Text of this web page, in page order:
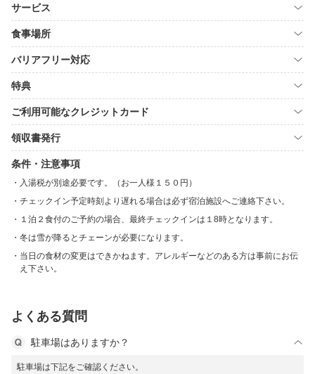
サービス
食事場所
バリアフリー対応
特典
ご利用可能なクレジットカード
領収書発行
条件・注意事項
入湯税が別途必要です。（お一人様１５０円）
チェックイン予定時刻より遅れる場合は必ず宿泊施設へご連絡下さい。
１泊２食付のご予約の場合、最終チェックインは１8時となります。
冬は雪が降るとチェーンが必要になります。
当日の食材の変更はできかねます。アレルギーなどのある方は事前にお伝
え下さい。
よくある質問
駐車場はありますか？
駐車場は下記をご確認ください。